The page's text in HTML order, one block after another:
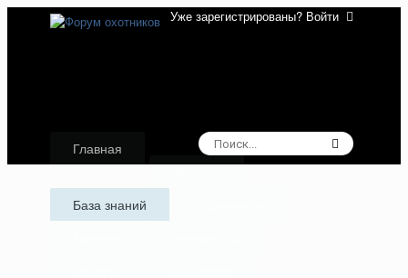
Уже зарегистрированы? Войти
Главная
База знаний